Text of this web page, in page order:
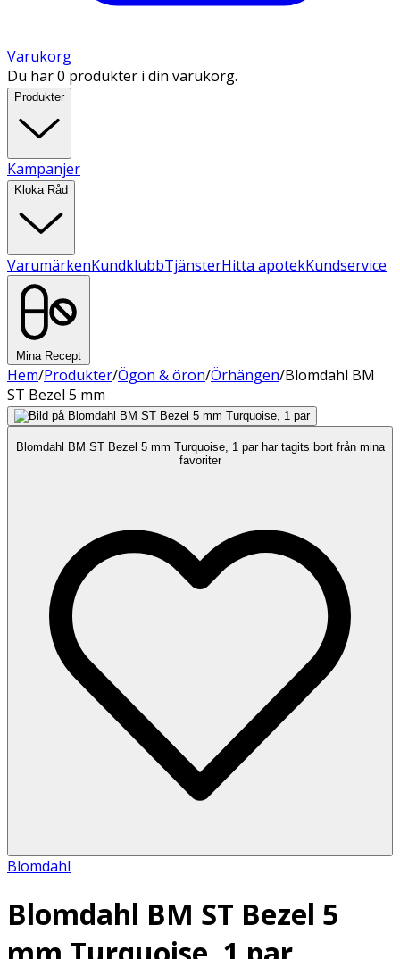
Varukorg
Du har 0 produkter i din varukorg.
Produkter
Kampanjer
Kloka Råd
VarumärkenKundklubbTjänsterHitta apotekKundservice
Mina Recept
Hem/Produkter/Ögon & öron/Örhängen/Blomdahl BM
ST Bezel 5 mm
Blomdahl BM ST Bezel 5 mm Turquoise, 1 par har tagits bort från mina
favoriter
Blomdahl
Blomdahl BM ST Bezel 5